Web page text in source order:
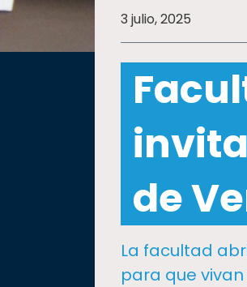
educativa
Internacionalización
3 julio, 2025
de
La facultad
para que